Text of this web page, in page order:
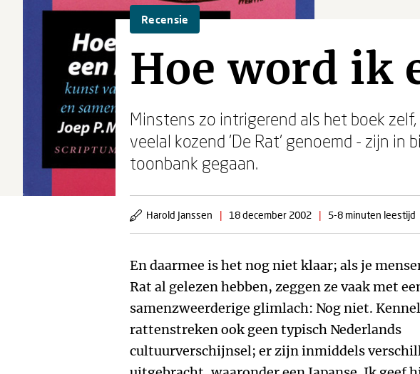
Recensie
Hoe word ik
Minstens zo intrigerend als het boek
veelal kozend 'De Rat' genoemd - zijn in
toonbank gegaan.
Harold Janssen | 18 december 2002 | 5-8 minuten leestijd
En daarmee is het nog niet klaar; als je
Rat al gelezen hebben, zeggen ze vaak met
samenzweerderige glimlach: Nog niet.
rattenstreken ook geen typisch Nederlands
cultuurverschijnsel; er zijn inmiddels